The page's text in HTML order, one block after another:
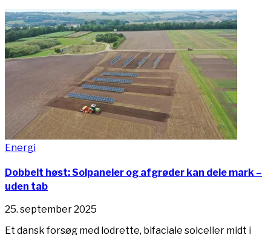
Energi
Dobbelt høst: Solpaneler og afgrøder kan dele mark –
uden tab
25. september 2025
Et dansk forsøg med lodrette, bifaciale solceller midt i